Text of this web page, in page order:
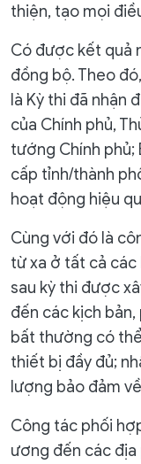
thiện, tạo mọi
Có được kết quả
đồng bộ. Theo
là Kỳ thi đã nhận
của Chính phủ,
tướng Chính phủ;
cấp tỉnh/thành
hoạt động hiệu
Cùng với đó là
từ xa ở tất cả
sau kỳ thi được
đến các kịch
bất thường có
thiết bị đầy đủ;
lượng bảo đảm
Công tác phối
ương đến các